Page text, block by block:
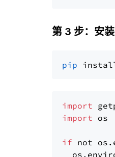
第 3 步：安
pip
import
import os
if not